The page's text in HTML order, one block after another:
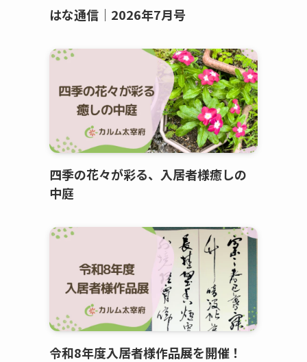
はな通信｜2026年7月号
四季の花々が彩る、入居者様癒しの
中庭
令和8年度入居者様作品展を開催！